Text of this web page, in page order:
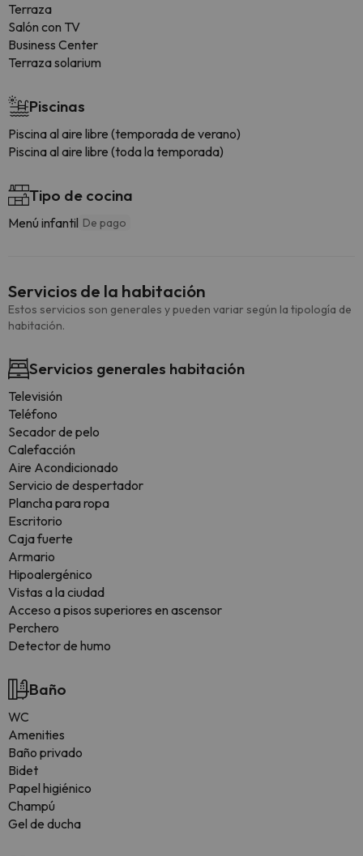
Terraza
Salón con TV
Business Center
Terraza solarium
Piscinas
Piscina al aire libre (temporada de verano)
Piscina al aire libre (toda la temporada)
Tipo de cocina
Menú infantil De pago
Servicios de la habitación
Estos servicios son generales y pueden variar según la tipología de
habitación.
Servicios generales habitación
Televisión
Teléfono
Secador de pelo
Calefacción
Aire Acondicionado
Servicio de despertador
Plancha para ropa
Escritorio
Caja fuerte
Armario
Hipoalergénico
Vistas a la ciudad
Acceso a pisos superiores en ascensor
Perchero
Detector de humo
Baño
WC
Amenities
Baño privado
Bidet
Papel higiénico
Champú
Gel de ducha